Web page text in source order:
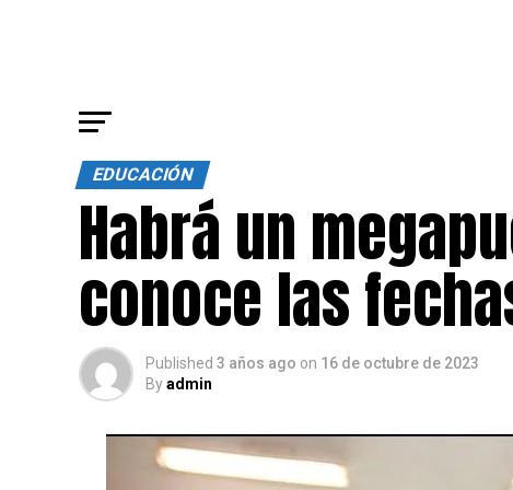
EDUCACIÓN
Habrá un
conoce las
Published 3 años ago on 16 de octubre de 2023
Byadmin